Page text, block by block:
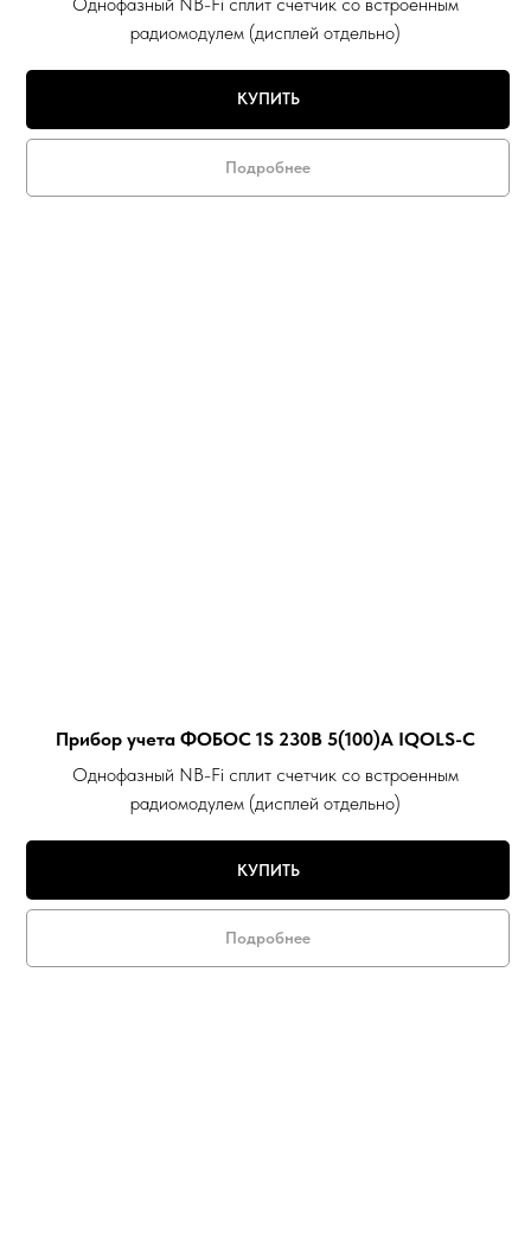
радиомодулем (дисплей отдельно)
КУПИТЬ
Подробнее
Прибор учета ФОБОС 1S 230В 5(100)А IQOLS-C
Однофазный NB-Fi сплит счетчик со встроенным
радиомодулем (дисплей отдельно)
КУПИТЬ
Подробнее